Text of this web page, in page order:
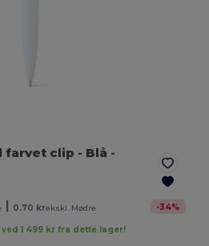
farvet clip - Blå -
0.70 krekskl. Mødre -34%
1 499 kr fra dette lager!